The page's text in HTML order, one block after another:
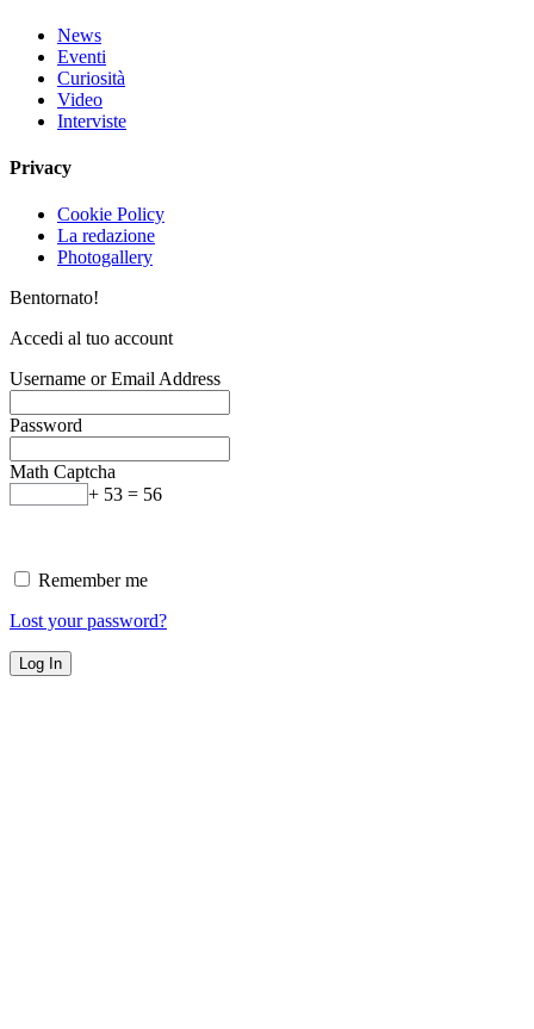
News
Eventi
Curiosità
Video
Interviste
Privacy
Cookie Policy
La redazione
Photogallery
Bentornato!
Accedi al tuo account
Username or Email Address
Password
Math Captcha
+ 53 = 56
Remember me
Lost your password?